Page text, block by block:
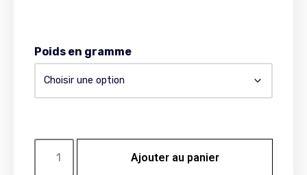
Poids en gramme
Ajouter au panier